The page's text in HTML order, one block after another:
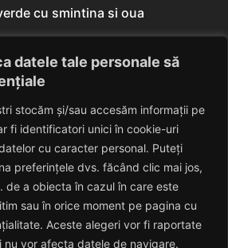
datele tale personale să
stocăm și/sau accesăm informații pe
fi identificatori unici în cookie-uri
cu caracter personal. Puteți
preferințele dvs. făcând clic mai jos,
de a obiecta în cazul în care este
sau în orice moment pe pagina cu
Aceste alegeri vor fi raportate
nu vor afecta datele de navigare.
cu smintina si oua
Nedelcu July 7, 2014